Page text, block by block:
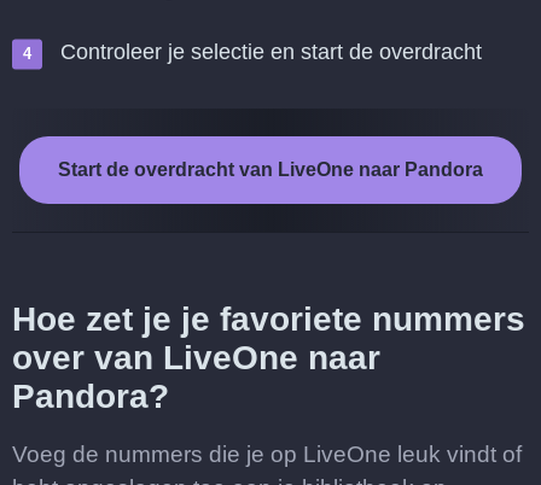
Controleer je selectie en start de overdracht
Start de overdracht van LiveOne naar Pandora
Hoe zet je je favoriete nummers
over van LiveOne naar
Pandora?
Voeg de nummers die je op LiveOne leuk vindt of